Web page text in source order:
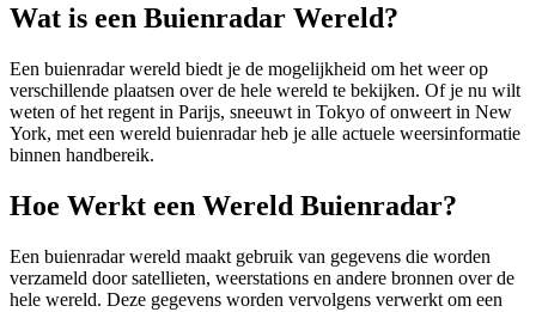
Wat is een Buienradar Wereld?
Een buienradar wereld biedt je de mogelijkheid om het weer op
verschillende plaatsen over de hele wereld te bekijken. Of je nu wilt
weten of het regent in Parijs, sneeuwt in Tokyo of onweert in New
York, met een wereld buienradar heb je alle actuele weersinformatie
binnen handbereik.
Hoe Werkt een Wereld Buienradar?
Een buienradar wereld maakt gebruik van gegevens die worden
verzameld door satellieten, weerstations en andere bronnen over de
hele wereld. Deze gegevens worden vervolgens verwerkt om een